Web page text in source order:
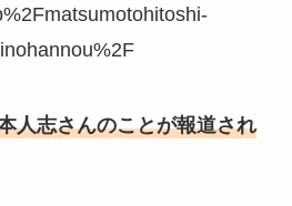
人志さんのことが報道され